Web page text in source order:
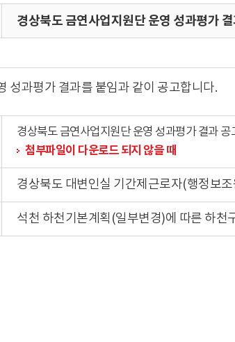
경상북도 금연사업지원단 운영 성과평가
성과평가 결과를 붙임과 같이 공고합니다.
경상북도 금연사업지원단 운영 성과평가 결과
첨부파일이 다운로드 되지 않을 때
경상북도 대변인실 기간제근로자(행정보
석천 하천기본계획(일부변경)에 따른 하천